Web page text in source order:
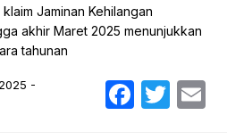
Jaminan Kehilangan
akhir Maret 2025 menunjukkan
tahunan
-